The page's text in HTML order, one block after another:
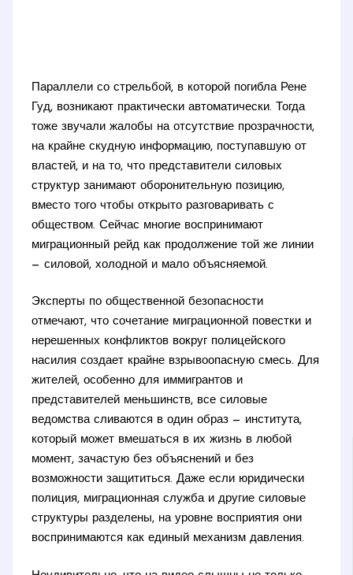
Параллели со стрельбой, в которой погибла Рене
Гуд, возникают практически автоматически. Тогда
тоже звучали жалобы на отсутствие прозрачности,
на крайне скудную информацию, поступавшую от
властей, и на то, что представители силовых
структур занимают оборонительную позицию,
вместо того чтобы открыто разговаривать с
обществом. Сейчас многие воспринимают
миграционный рейд как продолжение той же линии
— силовой, холодной и мало объясняемой.
Эксперты по общественной безопасности
отмечают, что сочетание миграционной повестки и
нерешенных конфликтов вокруг полицейского
насилия создает крайне взрывоопасную смесь. Для
жителей, особенно для иммигрантов и
представителей меньшинств, все силовые
ведомства сливаются в один образ — института,
который может вмешаться в их жизнь в любой
момент, зачастую без объяснений и без
возможности защититься. Даже если юридически
полиция, миграционная служба и другие силовые
структуры разделены, на уровне восприятия они
воспринимаются как единый механизм давления.